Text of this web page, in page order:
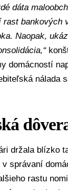
dáta
bankových
Naopak,
domácností
nálada
držala blízko
správaní
rastu